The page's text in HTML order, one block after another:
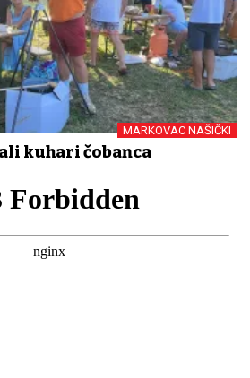
MARKOVAC NAŠIČKI
kuhari čobanca